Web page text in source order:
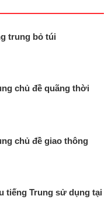
trung bỏ túi
chủ đề quãng thời
chủ đề giao thông
tiếng Trung sử dụng tại